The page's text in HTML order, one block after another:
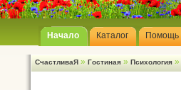
Начало Каталог Помощь
СчастливаЯ » Гостиная » Психология »